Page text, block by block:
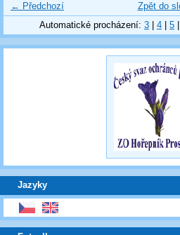
← Předchozí
Zpět do
Automatické procházení: 3 | 4 | 5 |
Jazyky